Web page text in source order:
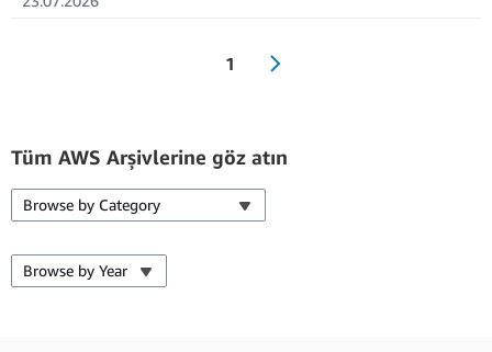
1
Tüm AWS Arşivlerine göz atın
Browse by Category
Browse by Year